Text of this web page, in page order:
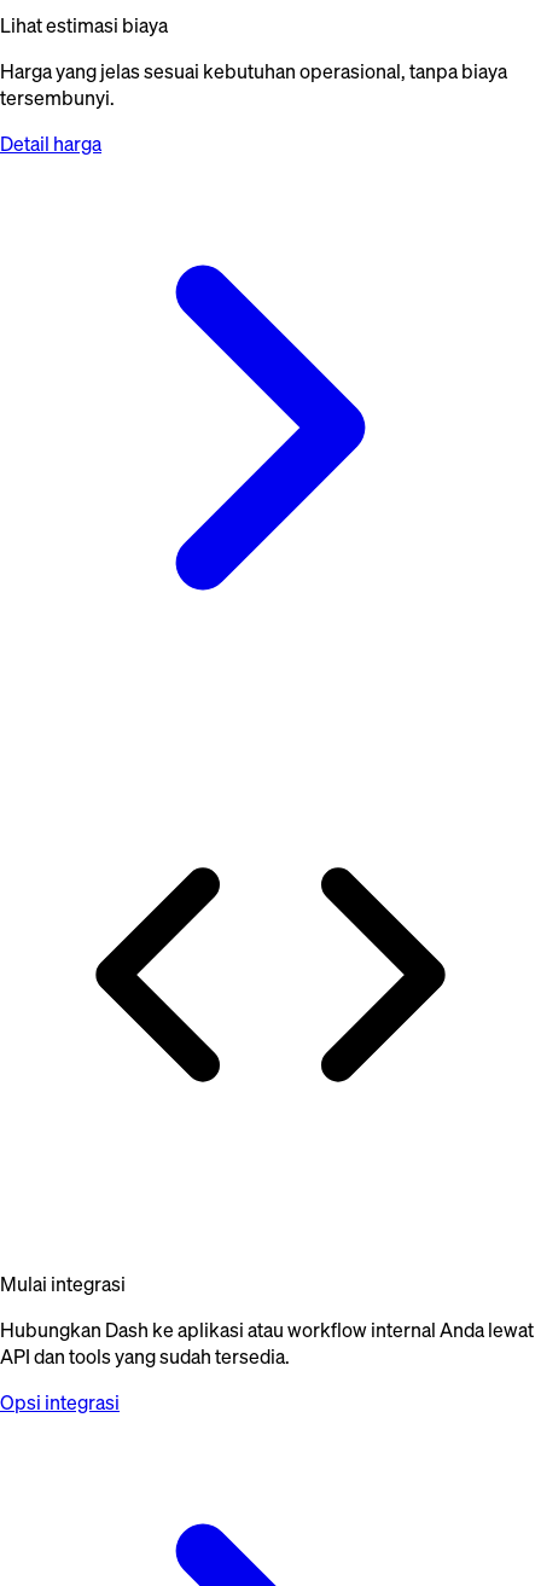
Lihat estimasi biaya
Harga yang jelas sesuai kebutuhan operasional, tanpa biaya
tersembunyi.
Detail harga
Mulai integrasi
Hubungkan Dash ke aplikasi atau workflow internal Anda lewat
API dan tools yang sudah tersedia.
Opsi integrasi